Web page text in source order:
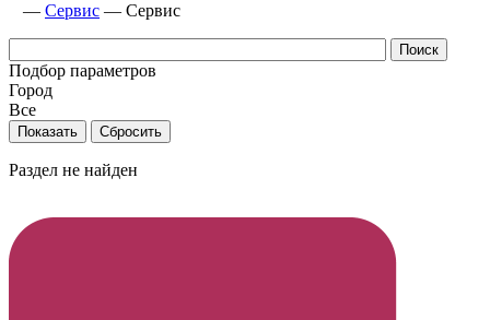
— Сервис — Сервис
Подбор параметров
Город
Все
Раздел не найден